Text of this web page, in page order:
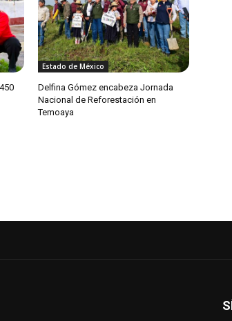
Estado de México
Delfina Gómez encabeza Jornada
Nacional de Reforestación en
Temoaya